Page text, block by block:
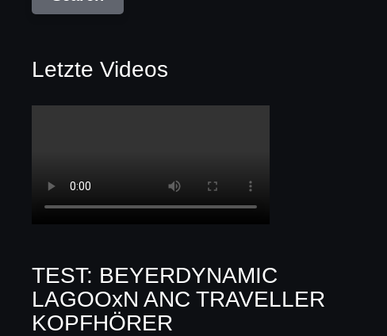
Letzte Videos
TEST: BEYERDYNAMIC
LAGOOxN ANC TRAVELLER
KOPFHÖRER